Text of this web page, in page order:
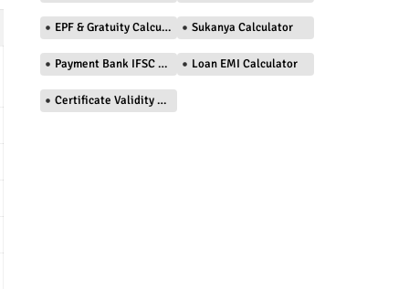
EPF & Gratuity Calculator Sukanya Calculator
Payment Bank IFSC Finder Loan EMI Calculator
Certificate Validity Checker